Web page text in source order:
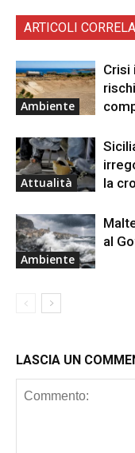
ARTICOLI
Ambiente
Crisi
Attualità
la
Ambiente
al
LASCIA UN